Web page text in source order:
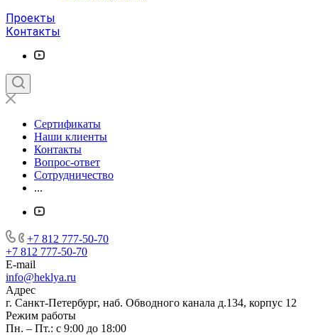
Проекты
Контакты
Сертификаты
Наши клиенты
Контакты
Вопрос-ответ
Сотрудничество
...
+7 812 777-50-70
+7 812 777-50-70
E-mail
info@heklya.ru
Адрес
г. Санкт-Петербург, наб. Обводного канала д.134, корпус 12
Режим работы
Пн. – Пт.: с 9:00 до 18:00